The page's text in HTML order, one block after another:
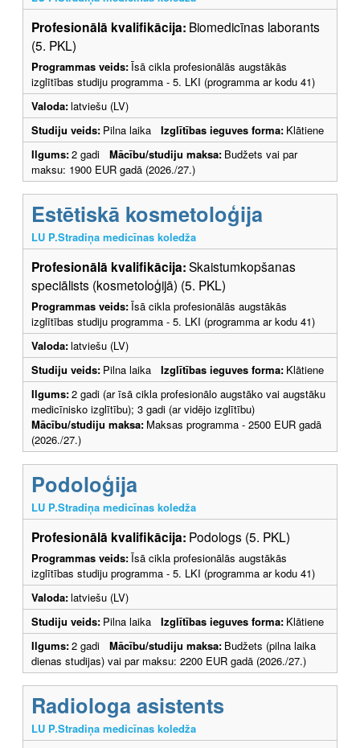
Profesionālā kvalifikācija: Biomedicīnas laborants
(5. PKL)
Programmas veids:Īsā cikla profesionālās augstākās
izglītības studiju programma - 5. LKI (programma ar kodu 41)
Valoda:latviešu (LV)
Studiju veids: Pilna laika Izglītības ieguves forma: Klātiene
Ilgums:2 gadi Mācību/studiju maksa: Budžets vai par
maksu: 1900 EUR gadā (2026./27.)
Estētiskā kosmetoloģija
LU P.Stradiņa medicīnas koledža
Profesionālā kvalifikācija:Skaistumkopšanas
speciālists (kosmetoloģijā) (5. PKL)
Programmas veids:Īsā cikla profesionālās augstākās
izglītības studiju programma - 5. LKI (programma ar kodu 41)
Valoda:latviešu (LV)
Studiju veids: Pilna laika Izglītības ieguves forma: Klātiene
Ilgums:2 gadi (ar īsā cikla profesionālo augstāko vai augstāku
medicīnisko izglītību); 3 gadi (ar vidējo izglītību)
Mācību/studiju maksa: Maksas programma - 2500 EUR gadā
(2026./27.)
Podoloģija
LU P.Stradiņa medicīnas koledža
Profesionālā kvalifikācija: Podologs (5. PKL)
Programmas veids:Īsā cikla profesionālās augstākās
izglītības studiju programma - 5. LKI (programma ar kodu 41)
Valoda:latviešu (LV)
Studiju veids: Pilna laika Izglītības ieguves forma: Klātiene
Ilgums:2 gadi Mācību/studiju maksa: Budžets (pilna laika
dienas studijas) vai par maksu: 2200 EUR gadā (2026./27.)
Radiologa asistents
LU P.Stradiņa medicīnas koledža